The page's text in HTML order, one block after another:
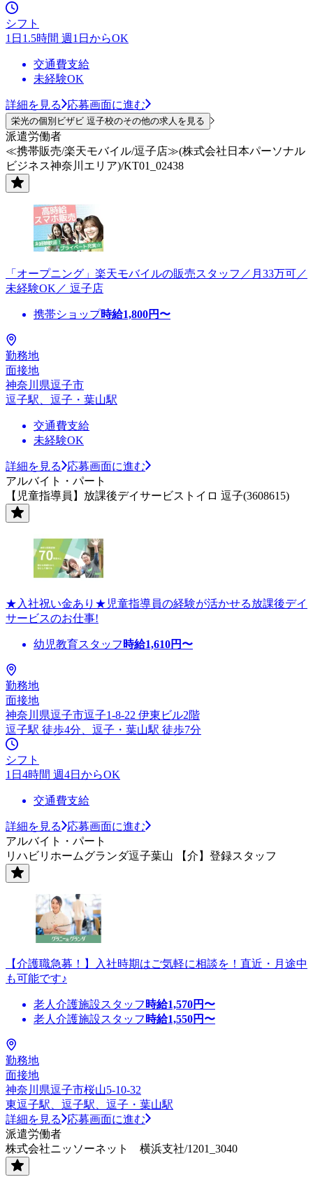
シフト
1日1.5時間 週1日からOK
交通費支給
未経験OK
詳細を見る 応募画面に進む
栄光の個別ビザビ 逗子校のその他の求人を見る
派遣労働者
≪携帯販売/楽天モバイル/逗子店≫(株式会社日本パーソナル
ビジネス神奈川エリア)/KT01_02438
「オープニング」楽天モバイルの販売スタッフ／月33万可／
未経験OK／ 逗子店
携帯ショップ時給1,800円〜
勤務地
面接地
神奈川県逗子市
逗子駅、逗子・葉山駅
交通費支給
未経験OK
詳細を見る
応募画面に進む
アルバイト・パート
【児童指導員】放課後デイサービストイロ 逗子(3608615)
★入社祝い金あり★児童指導員の経験が活かせる放課後デイ
サービスのお仕事!
幼児教育スタッフ 時給1,610円〜
勤務地
面接地
神奈川県逗子市逗子1-8-22 伊東ビル2階
逗子駅 徒歩4分、逗子・葉山駅 徒歩7分
シフト
1日4時間 週4日からOK
交通費支給
詳細を見る
応募画面に進む
アルバイト・パート
リハビリホームグランダ逗子葉山 【介】登録スタッフ
【介護職急募！】入社時期はご気軽に相談を！直近・月途中
も可能です♪
老人介護施設スタッフ 時給1,570円〜
老人介護施設スタッフ 時給1,550円〜
勤務地
面接地
神奈川県逗子市桜山5-10-32
東逗子駅、逗子駅、逗子・葉山駅
詳細を見る
応募画面に進む
派遣労働者
株式会社ニッソーネット 横浜支社/1201_3040